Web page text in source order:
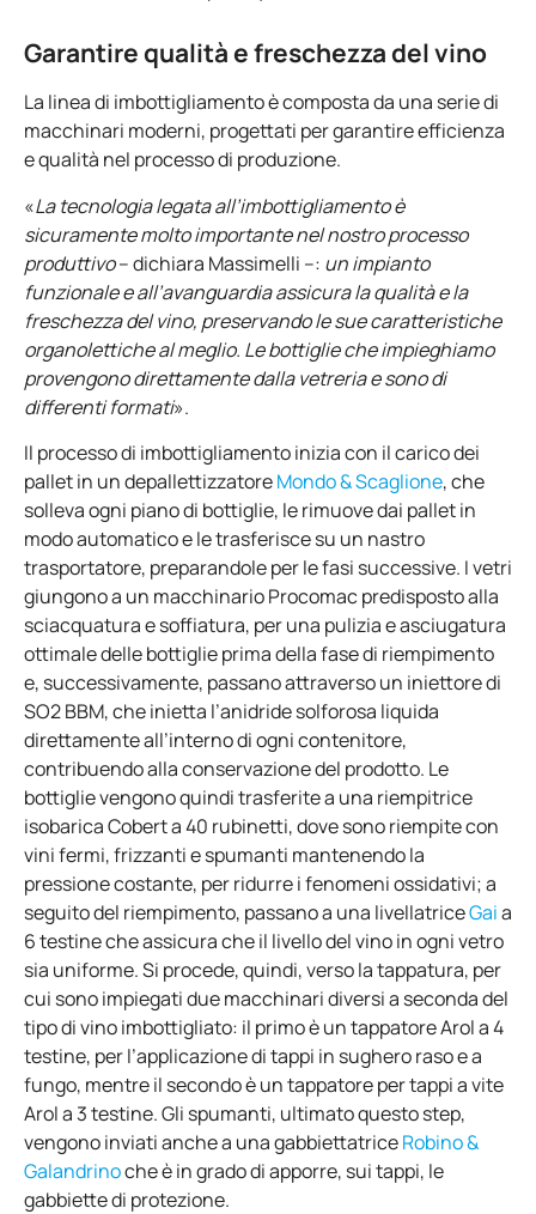
Garantire qualità e freschezza del vino
La linea di imbottigliamento è composta da una serie di
macchinari moderni, progettati per garantire efficienza
e qualità nel processo di produzione.
«La tecnologia legata all’imbottigliamento è
sicuramente molto importante nel nostro processo
produttivo– dichiara Massimelli –: un impianto
funzionale e all’avanguardia assicura la qualità e la
freschezza del vino, preservando le sue caratteristiche
organolettiche al meglio. Le bottiglie che impieghiamo
provengono direttamente dalla vetreria e sono di
differenti formati».
Il processo di imbottigliamento inizia con il carico dei
pallet in un depallettizzatoreMondo & Scaglione, che
solleva ogni piano di bottiglie, le rimuove dai pallet in
modo automatico e le trasferisce su un nastro
trasportatore, preparandole per le fasi successive. I vetri
giungono a un macchinario Procomac predisposto alla
sciacquatura e soffiatura, per una pulizia e asciugatura
ottimale delle bottiglie prima della fase di riempimento
e, successivamente, passano attraverso un iniettore di
SO2 BBM, che inietta l’anidride solforosa liquida
direttamente all’interno di ogni contenitore,
contribuendo alla conservazione del prodotto. Le
bottiglie vengono quindi trasferite a una riempitrice
isobarica Cobert a 40 rubinetti, dove sono riempite con
vini fermi, frizzanti e spumanti mantenendo la
pressione costante, per ridurre i fenomeni ossidativi; a
seguito del riempimento, passano a una livellatriceGaia
6 testine che assicura che il livello del vino in ogni vetro
sia uniforme. Si procede, quindi, verso la tappatura, per
cui sono impiegati due macchinari diversi a seconda del
tipo di vino imbottigliato: il primo è un tappatore Arol a 4
testine, per l’applicazione di tappi in sughero raso e a
fungo, mentre il secondo è un tappatore per tappi a vite
Arol a 3 testine. Gli spumanti, ultimato questo step,
vengono inviati anche a una gabbiettatriceRobino &
Galandrinoche è in grado di apporre, sui tappi, le
gabbiette di protezione.